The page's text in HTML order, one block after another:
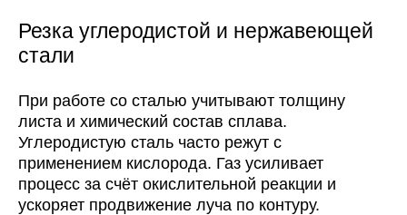
Резка углеродистой и нержавеющей
стали
При работе со сталью учитывают толщину
листа и химический состав сплава.
Углеродистую сталь часто режут с
применением кислорода. Газ усиливает
процесс за счёт окислительной реакции и
ускоряет продвижение луча по контуру.